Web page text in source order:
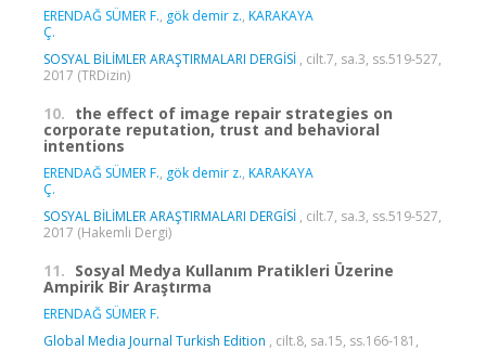
ERENDAĞ SÜMER F., gök demir z., KARAKAYA
Ç.
SOSYAL BİLİMLER ARAŞTIRMALARI DERGİSİ , cilt.7, sa.3, ss.519-527,
2017 (TRDizin)
10. the effect of image repair strategies on
corporate reputation, trust and behavioral
intentions
ERENDAĞ SÜMER F., gök demir z., KARAKAYA
Ç.
SOSYAL BİLİMLER ARAŞTIRMALARI DERGİSİ , cilt.7, sa.3, ss.519-527,
2017 (Hakemli Dergi)
11. Sosyal Medya Kullanım Pratikleri Üzerine
Ampirik Bir Araştırma
ERENDAĞ SÜMER F.
Global Media Journal Turkish Edition , cilt.8, sa.15, ss.166-181,